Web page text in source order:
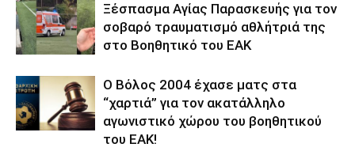
Ξέσπασμα Αγίας Παρασκευής για τον
σοβαρό τραυματισμό αθλήτριά της
στο Βοηθητικό του ΕΑΚ
Ο Βόλος 2004 έχασε ματς στα
“χαρτιά” για τον ακατάλληλο
αγωνιστικό χώρου του βοηθητικού
του ΕΑΚ!